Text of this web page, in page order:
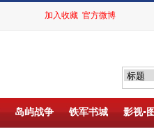
加入收藏 官方微博
岛屿战争 铁军书城 影视▪